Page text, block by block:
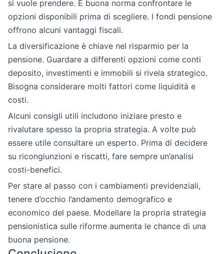
si vuole prendere. È buona norma confrontare le
opzioni disponibili prima di scegliere. I fondi pensione
offrono alcuni vantaggi fiscali.
La diversificazione è chiave nel risparmio per la
pensione. Guardare a differenti opzioni come conti
deposito, investimenti e immobili si rivela strategico.
Bisogna considerare molti fattori come liquidità e
costi.
Alcuni consigli utili includono iniziare presto e
rivalutare spesso la propria strategia. A volte può
essere utile consultare un esperto. Prima di decidere
su ricongiunzioni e riscatti, fare sempre un’analisi
costi-benefici.
Per stare al passo con i cambiamenti previdenziali,
tenere d’occhio l’andamento demografico e
economico del paese. Modellare la propria strategia
pensionistica sulle riforme aumenta le chance di una
buona pensione.